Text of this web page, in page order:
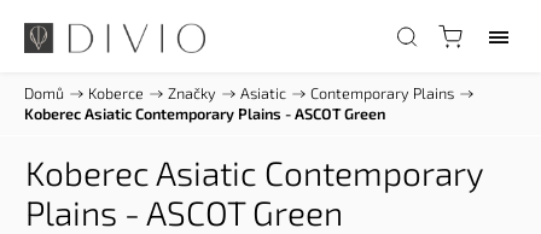
Domů / Koberce / Značky / Asiatic / Contemporary Plains /
Koberec Asiatic Contemporary Plains - ASCOT Green
Koberec Asiatic Contemporary
Plains - ASCOT Green